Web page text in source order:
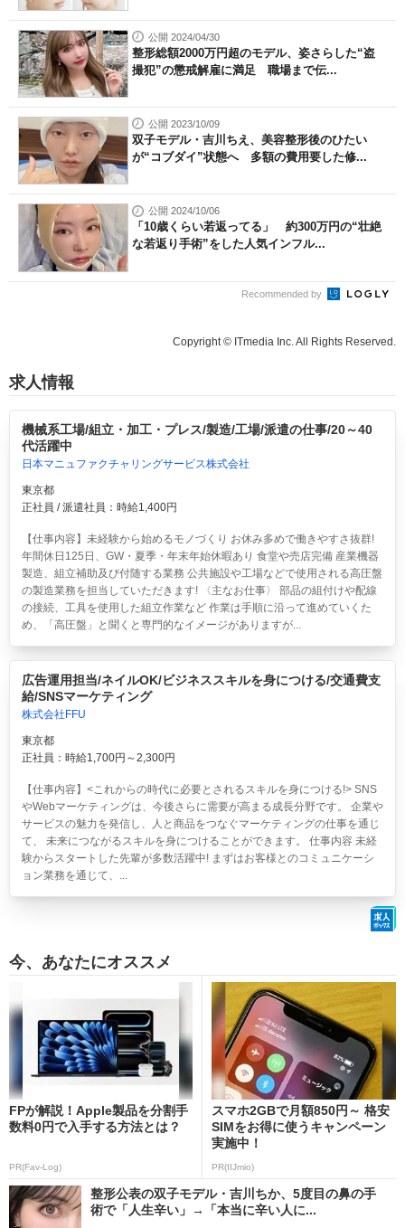
公開 2024/04/30
整形総額2000万円超のモデル、姿さらした“盗
撮犯”の懲戒解雇に満足 職場まで伝...
公開 2023/10/09
双子モデル・吉川ちえ、美容整形後のひたい
が“コブダイ”状態へ 多額の費用要した修...
公開 2024/10/06
「10歳くらい若返ってる」 約300万円の“壮絶
な若返り手術”をした人気インフル...
Recommended by
Copyright © ITmedia Inc. All Rights Reserved.
求人情報
機械系工場/組立・加工・プレス/製造/工場/派遣の仕事/20～40
代活躍中
日本マニュファクチャリングサービス株式会社
東京都
正社員 / 派遣社員：時給1,400円
【仕事内容】未経験から始めるモノづくり お休み多めで働きやすさ抜群!
年間休日125日、GW・夏季・年末年始休暇あり 食堂や売店完備 産業機器
製造、組立補助及び付随する業務 公共施設や工場などで使用される高圧盤
の製造業務を担当していただきます! 〈主なお仕事〉 部品の組付けや配線
の接続、工具を使用した組立作業など 作業は手順に沿って進めていくた
め、「高圧盤」と聞くと専門的なイメージがありますが...
広告運用担当/ネイルOK/ビジネススキルを身につける/交通費支
給/SNSマーケティング
株式会社FFU
東京都
正社員：時給1,700円～2,300円
【仕事内容】<これからの時代に必要とされるスキルを身につける!> SNS
やWebマーケティングは、今後さらに需要が高まる成長分野です。 企業や
サービスの魅力を発信し、人と商品をつなぐマーケティングの仕事を通じ
て、 未来につながるスキルを身につけることができます。 仕事内容 未経
験からスタートした先輩が多数活躍中! まずはお客様とのコミュニケーシ
ョン業務を通じて、...
今、あなたにオススメ
FPが解説！Apple製品を分割手
数料0円で入手する方法とは？
PR(Fav-Log)
スマホ2GBで月額850円～ 格安
SIMをお得に使うキャンペーン
実施中！
PR(IIJmio)
整形公表の双子モデル・吉川ちか、5度目の鼻の手
術で「人生辛い」→「本当に辛い人に...